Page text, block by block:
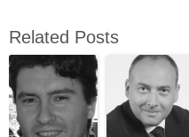
Related Posts